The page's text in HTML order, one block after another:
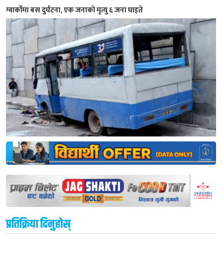
ग्वार्कोमा बस दुर्घटना, एक जनाको मृत्यु ६ जना घाइते
प्रतिक्रिया दिनुहोस्